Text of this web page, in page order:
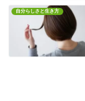
自分らしさと生き方